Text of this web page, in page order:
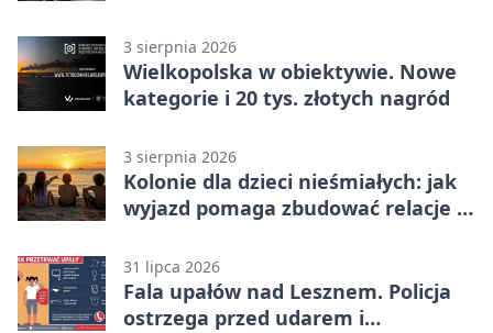
3 sierpnia 2026
Wielkopolska w obiektywie. Nowe
kategorie i 20 tys. złotych nagród
3 sierpnia 2026
Kolonie dla dzieci nieśmiałych: jak
wyjazd pomaga zbudować relacje z
31 lipca 2026
Fala upałów nad Lesznem. Policja
ostrzega przed udarem i